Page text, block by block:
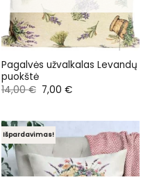
Pagalvės užvalkalas Levandų
puokštė
14,00€ Original
price
7,00 €Current
Išpardavimas!